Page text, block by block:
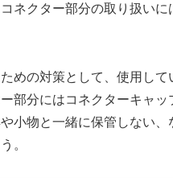
ネクター部分の取り扱いに
めの対策として、使用して
部分にはコネクターキャッ
小物と一緒に保管しない、
。